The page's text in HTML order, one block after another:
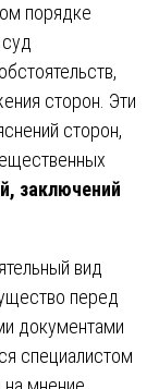
порядке
сторон. Эти
сторон,
заключений
вид
перед
документами
специалистом